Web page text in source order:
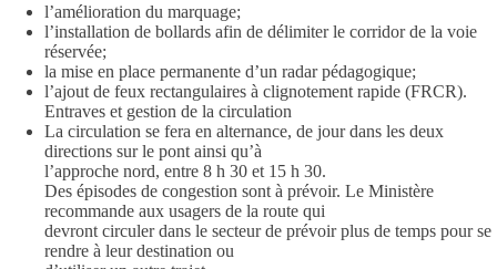
l’amélioration du marquage;
l’installation de bollards afin de délimiter le corridor de la voie
réservée;
la mise en place permanente d’un radar pédagogique;
l’ajout de feux rectangulaires à clignotement rapide (FRCR).
Entraves et gestion de la circulation
La circulation se fera en alternance, de jour dans les deux
directions sur le pont ainsi qu’à
l’approche nord, entre 8 h 30 et 15 h 30.
Des épisodes de congestion sont à prévoir. Le Ministère
recommande aux usagers de la route qui
devront circuler dans le secteur de prévoir plus de temps pour se
rendre à leur destination ou